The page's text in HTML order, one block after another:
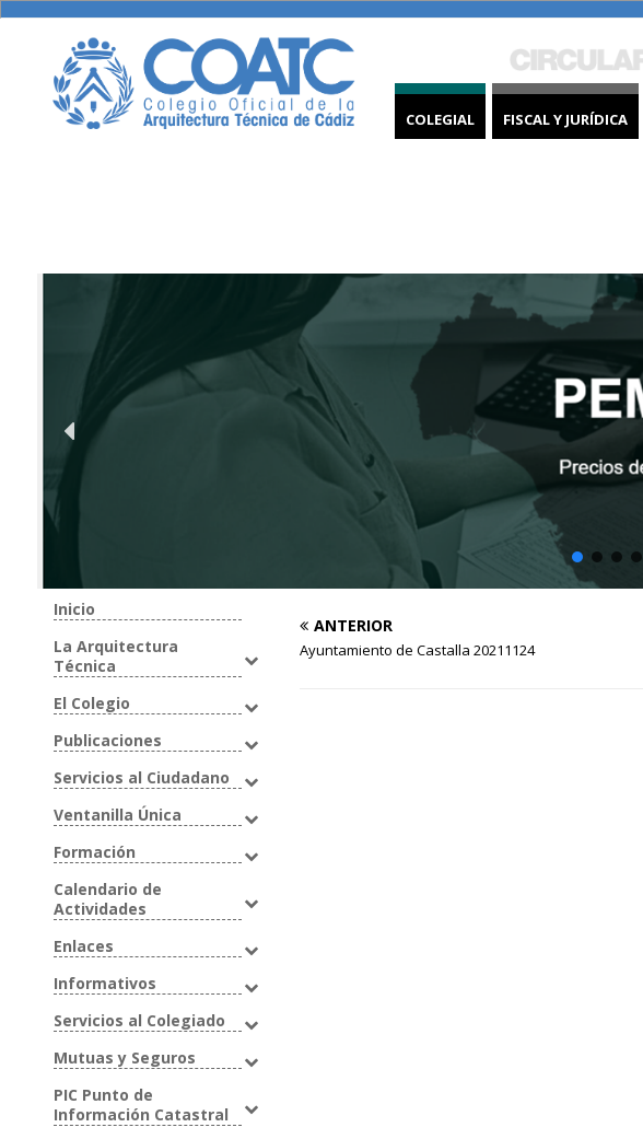
COLEGIAL FISCAL Y JURÍDICA
ANTERIOR
Ayuntamiento de Castalla 20211124
Inicio
La Arquitectura
Técnica
El Colegio
Publicaciones
Servicios al Ciudadano
Ventanilla Única
Formación
Calendario de
Actividades
Enlaces
Informativos
Servicios al Colegiado
Mutuas y Seguros
PIC Punto de
Información Catastral